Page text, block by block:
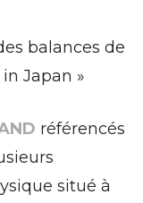
balances de
Japan »
référencés
situé à